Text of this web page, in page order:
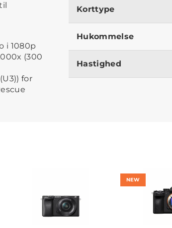
i 1080p
(300
for
Korttype
Hukommelse
Hastighed
NEW